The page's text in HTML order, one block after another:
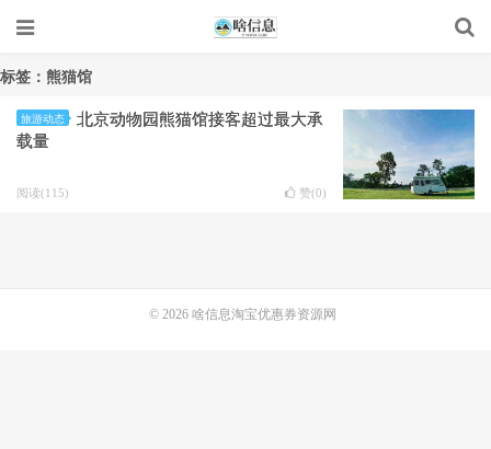
标签：熊猫馆
旅游动态
北京动物园熊猫馆接客超过最大承
载量
阅读(115) 赞(0)
© 2026 啥信息淘宝优惠券资源网